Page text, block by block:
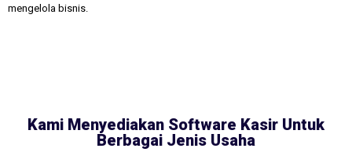
mengelola bisnis.
Kami Menyediakan Software Kasir Untuk
Berbagai Jenis Usaha